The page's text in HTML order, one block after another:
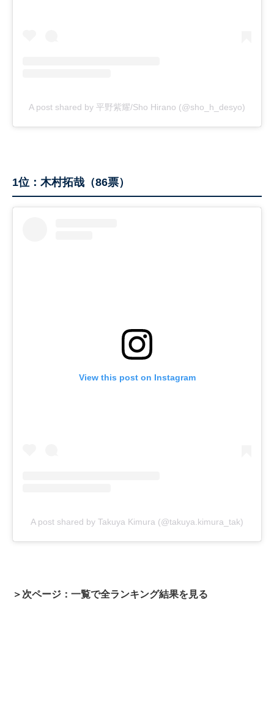
A post shared by 平野紫耀/Sho Hirano (@sho_h_desyo)
1位：木村拓哉（86票）
View this post on Instagram
A post shared by Takuya Kimura (@takuya.kimura_tak)
＞次ページ：一覧で全ランキング結果を見る